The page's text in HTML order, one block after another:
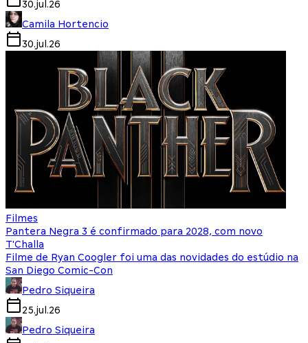
30.jul.26
Camila Hortencio
30.jul.26
Filmes
Pantera Negra 3 é confirmado para 2028, com novo
T'Challa
Filme de Ryan Coogler foi uma das novidades do estúdio na
San Diego Comic-Con
Pedro Siqueira
25.jul.26
Pedro Siqueira